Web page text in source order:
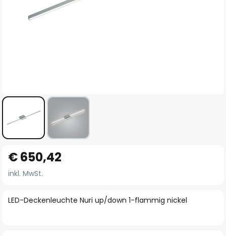
Anfang
der
springen
LED-Deckenleuchte Nuri up/down 1-flammig nickel
€ 650,42
inkl. MwSt.